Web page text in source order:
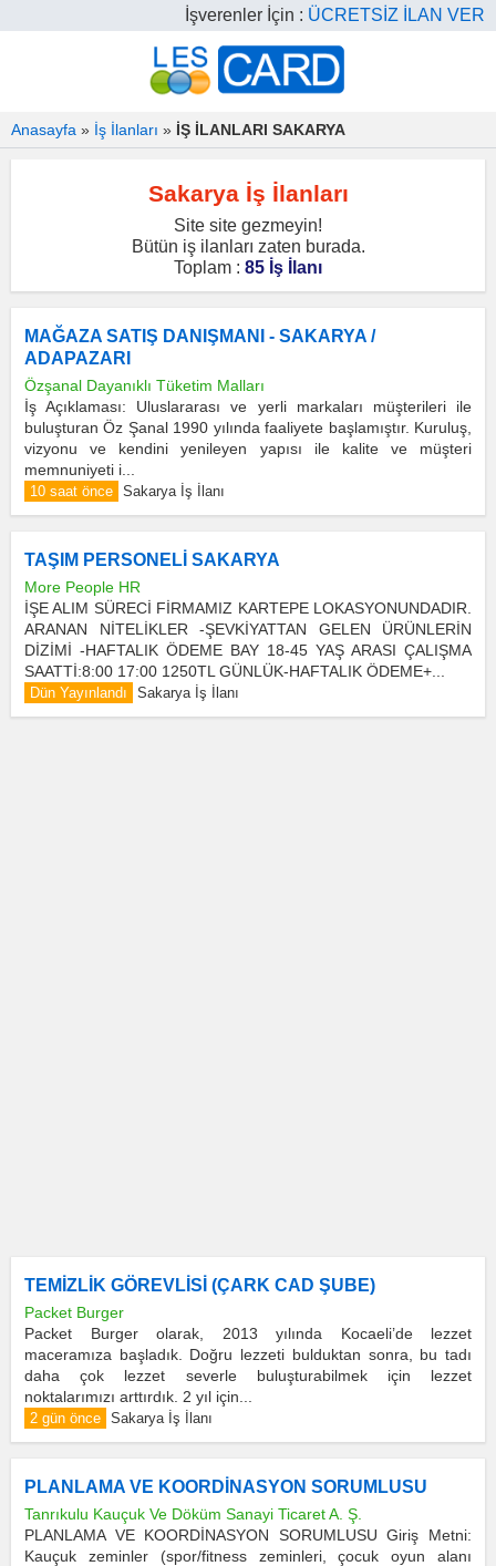
İşverenler İçin : ÜCRETSİZ İLAN VER
Anasayfa » İş İlanları » İŞ İLANLARI SAKARYA
Sakarya İş İlanları
Site site gezmeyin!
Bütün iş ilanları zaten burada.
Toplam : 85 İş İlanı
MAĞAZA SATIŞ DANIŞMANI - SAKARYA /
ADAPAZARI
Özşanal Dayanıklı Tüketim Malları
İş Açıklaması: Uluslararası ve yerli markaları müşterileri ile
buluşturan Öz Şanal 1990 yılında faaliyete başlamıştır. Kuruluş,
vizyonu ve kendini yenileyen yapısı ile kalite ve müşteri
memnuniyeti i...
10 saat önce Sakarya İş İlanı
TAŞIM PERSONELİ SAKARYA
More People HR
İŞE ALIM SÜRECİ FİRMAMIZ KARTEPE LOKASYONUNDADIR.
ARANAN NİTELİKLER -ŞEVKİYATTAN GELEN ÜRÜNLERİN
DİZİMİ -HAFTALIK ÖDEME BAY 18-45 YAŞ ARASI ÇALIŞMA
SAATTİ:8:00 17:00 1250TL GÜNLÜK-HAFTALIK ÖDEME+...
Dün Yayınlandı Sakarya İş İlanı
TEMİZLİK GÖREVLİSİ (ÇARK CAD ŞUBE)
Packet Burger
Packet Burger olarak, 2013 yılında Kocaeli’de lezzet
maceramıza başladık. Doğru lezzeti bulduktan sonra, bu tadı
daha çok lezzet severle buluşturabilmek için lezzet
noktalarımızı arttırdık. 2 yıl için...
2 gün önce Sakarya İş İlanı
PLANLAMA VE KOORDİNASYON SORUMLUSU
Tanrıkulu Kauçuk Ve Döküm Sanayi Ticaret A. Ş.
PLANLAMA VE KOORDİNASYON SORUMLUSU Giriş Metni:
Kauçuk zeminler (spor/fitness zeminleri, çocuk oyun alanı